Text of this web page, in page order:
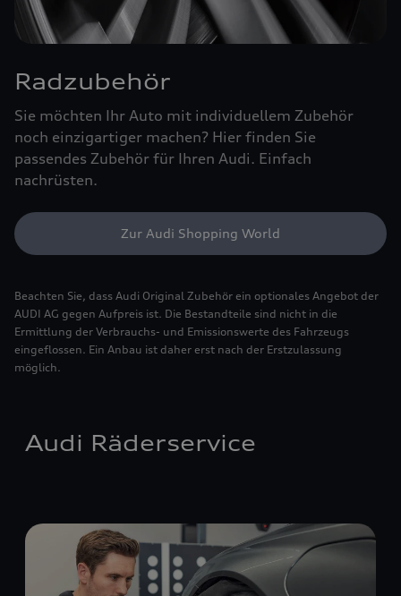
Radzubehör
Sie möchten Ihr Auto mit individuellem Zubehör
noch einzigartiger machen? Hier finden Sie
passendes Zubehör für Ihren Audi. Einfach
nachrüsten.
Zur Audi Shopping World
Beachten Sie, dass Audi Original Zubehör ein optionales Angebot der
AUDI AG gegen Aufpreis ist. Die Bestandteile sind nicht in die
Ermittlung der Verbrauchs- und Emissionswerte des Fahrzeugs
eingeflossen. Ein Anbau ist daher erst nach der Erstzulassung
möglich.
Audi Räderservice